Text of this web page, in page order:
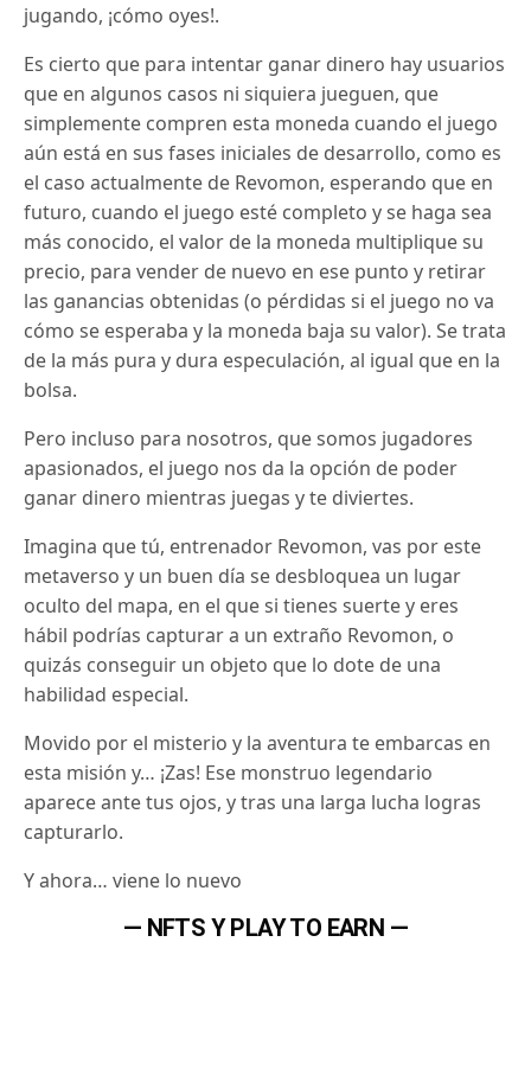
jugando, ¡cómo oyes!.
Es cierto que para intentar ganar dinero hay usuarios
que en algunos casos ni siquiera jueguen, que
simplemente compren esta moneda cuando el juego
aún está en sus fases iniciales de desarrollo, como es
el caso actualmente de Revomon, esperando que en
futuro, cuando el juego esté completo y se haga sea
más conocido, el valor de la moneda multiplique su
precio, para vender de nuevo en ese punto y retirar
las ganancias obtenidas (o pérdidas si el juego no va
cómo se esperaba y la moneda baja su valor). Se trata
de la más pura y dura especulación, al igual que en la
bolsa.
Pero incluso para nosotros, que somos jugadores
apasionados, el juego nos da la opción de poder
ganar dinero mientras juegas y te diviertes.
Imagina que tú, entrenador Revomon, vas por este
metaverso y un buen día se desbloquea un lugar
oculto del mapa, en el que si tienes suerte y eres
hábil podrías capturar a un extraño Revomon, o
quizás conseguir un objeto que lo dote de una
habilidad especial.
Movido por el misterio y la aventura te embarcas en
esta misión y… ¡Zas! Ese monstruo legendario
aparece ante tus ojos, y tras una larga lucha logras
capturarlo.
Y ahora… viene lo nuevo
— NFTS Y PLAY TO EARN —